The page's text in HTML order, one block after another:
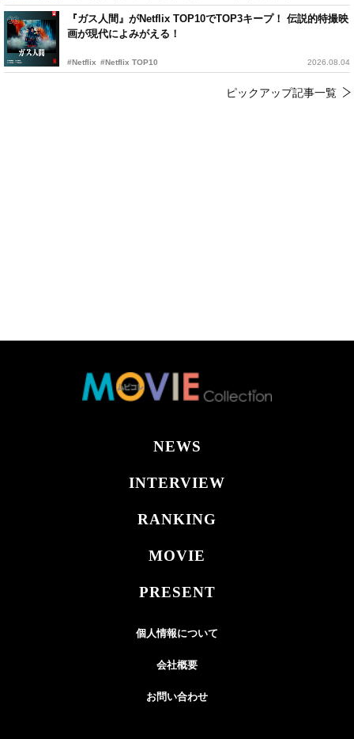
『ガス人間』がNetflix TOP10でTOP3キープ！ 伝説的特撮映
画が現代によみがえる！
#Netflix #Netflix TOP10 2026.08.04
ピックアップ記事一覧
NEWS
INTERVIEW
RANKING
MOVIE
PRESENT
個人情報について
会社概要
お問い合わせ